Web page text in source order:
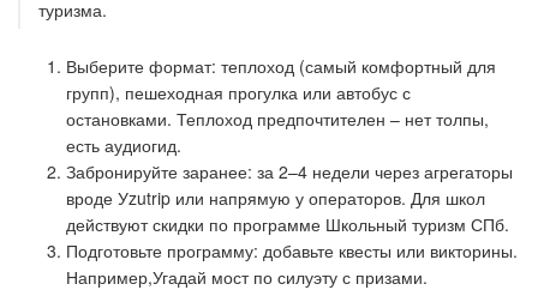
туризма.
Выберите формат: теплоход (самый комфортный для
групп), пешеходная прогулка или автобус с
остановками. Теплоход предпочтителен – нет толпы,
есть аудиогид.
Забронируйте заранее: за 2–4 недели через агрегаторы
вроде Уzutrip или напрямую у операторов. Для школ
действуют скидки по программе Школьный туризм СПб.
Подготовьте программу: добавьте квесты или викторины.
Например,Угадай мост по силуэту с призами.